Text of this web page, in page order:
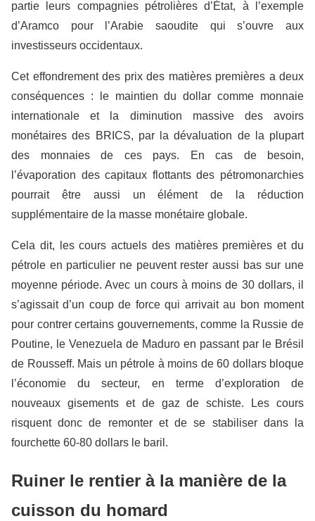
partie leurs compagnies pétrolières d’État, à l’exemple
d’Aramco pour l’Arabie saoudite qui s’ouvre aux
investisseurs occidentaux.
Cet effondrement des prix des matières premières a deux
conséquences : le maintien du dollar comme monnaie
internationale et la diminution massive des avoirs
monétaires des BRICS, par la dévaluation de la plupart
des monnaies de ces pays. En cas de besoin,
l’évaporation des capitaux flottants des pétromonarchies
pourrait être aussi un élément de la réduction
supplémentaire de la masse monétaire globale.
Cela dit, les cours actuels des matières premières et du
pétrole en particulier ne peuvent rester aussi bas sur une
moyenne période. Avec un cours à moins de 30 dollars, il
s’agissait d’un coup de force qui arrivait au bon moment
pour contrer certains gouvernements, comme la Russie de
Poutine, le Venezuela de Maduro en passant par le Brésil
de Rousseff. Mais un pétrole à moins de 60 dollars bloque
l’économie du secteur, en terme d’exploration de
nouveaux gisements et de gaz de schiste. Les cours
risquent donc de remonter et de se stabiliser dans la
fourchette 60-80 dollars le baril.
Ruiner le rentier à la manière de la
cuisson du homard